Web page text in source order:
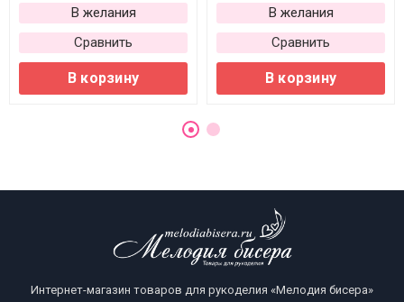
В желания
Сравнить
В корзину
В желания
Сравнить
В корзину
Интернет-магазин товаров для рукоделия «Мелодия бисера»